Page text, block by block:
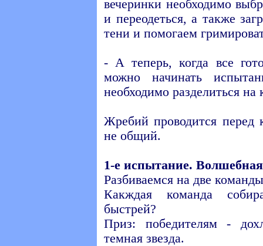
вечеринки необходимо
и переодеться, а также
тени и помогаем
- А теперь, когда все
можно начинать
необходимо разделиться
Жребий проводится
не общий.
1-е испытание.
Разбиваемся на две
Какждая команда
быстрей?
Приз: победителям -
темная звезда.